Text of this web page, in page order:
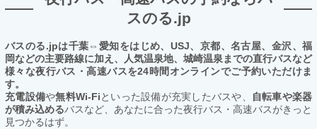
スのる.jp
バスのる.jpは千葉⇔愛知をはじめ、USJ、京都、名古屋、金沢、福
岡などの主要路線に加え、人気温泉地、城崎温泉までの直行バスなど
様々な夜行バス・高速バスを24時間オンラインでご予約いただけま
す。
充電設備や無料Wi-Fiといった設備が充実したバスや、
自転車や楽器
が積み込めるバスなど、あなたに合った夜行バス・高速バスがきっと
見つかるはず。